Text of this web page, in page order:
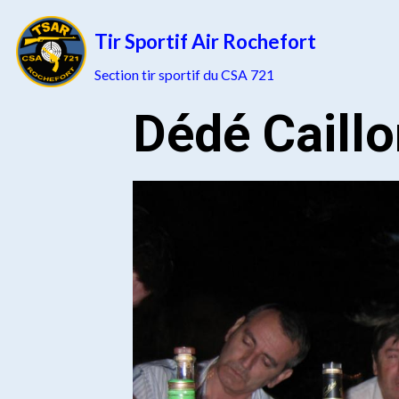
Tir Sportif Air Rochefort
Section tir sportif du CSA 721
Dédé